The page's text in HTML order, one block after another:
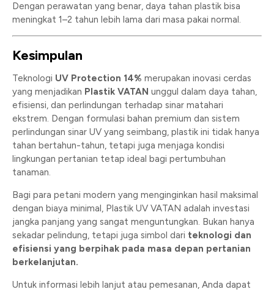
Dengan perawatan yang benar, daya tahan plastik bisa
meningkat 1–2 tahun lebih lama dari masa pakai normal.
Kesimpulan
Teknologi UV Protection 14% merupakan inovasi cerdas
yang menjadikan Plastik VATAN unggul dalam daya tahan,
efisiensi, dan perlindungan terhadap sinar matahari
ekstrem. Dengan formulasi bahan premium dan sistem
perlindungan sinar UV yang seimbang, plastik ini tidak hanya
tahan bertahun-tahun, tetapi juga menjaga kondisi
lingkungan pertanian tetap ideal bagi pertumbuhan
tanaman.
Bagi para petani modern yang menginginkan hasil maksimal
dengan biaya minimal, Plastik UV VATAN adalah investasi
jangka panjang yang sangat menguntungkan. Bukan hanya
sekadar pelindung, tetapi juga simbol dari teknologi dan
efisiensi yang berpihak pada masa depan pertanian
berkelanjutan.
Untuk informasi lebih lanjut atau pemesanan, Anda dapat